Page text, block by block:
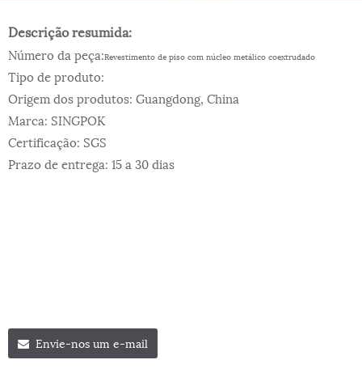
Descrição resumida:
Número da peça:Revestimento de piso com núcleo metálico coextrudado
Tipo de produto:
Origem dos produtos: Guangdong, China
Marca: SINGPOK
Certificação: SGS
Prazo de entrega: 15 a 30 dias
Envie-nos um e-mail